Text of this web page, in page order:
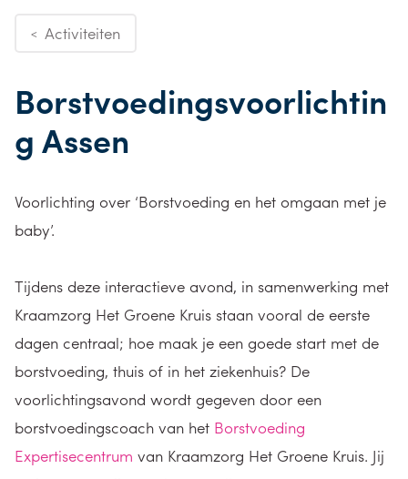
< Activiteiten
Borstvoedingsvoorlichtin
g Assen
Voorlichting over ‘Borstvoeding en het omgaan met je
baby’.
Tijdens deze interactieve avond, in samenwerking met
Kraamzorg Het Groene Kruis staan vooral de eerste
dagen centraal; hoe maak je een goede start met de
borstvoeding, thuis of in het ziekenhuis? De
voorlichtingsavond wordt gegeven door een
borstvoedingscoach van het Borstvoeding
Expertisecentrum van Kraamzorg Het Groene Kruis. Jij